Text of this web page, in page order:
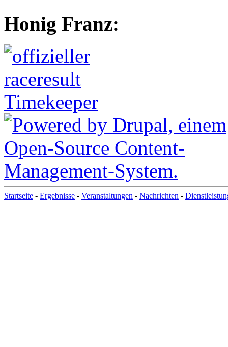
Honig Franz:
Startseite - Ergebnisse - Veranstaltungen - Nachrichten -